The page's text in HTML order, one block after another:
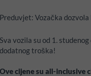
Preduvjet: Vozačka
Sva vozila su od 1.
dodatnog troška!
Ove cijene su all-inclusive